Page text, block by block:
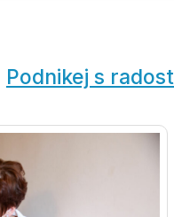
Podnikej s